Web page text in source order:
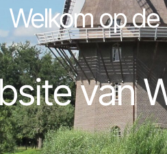
Welkom op de
van